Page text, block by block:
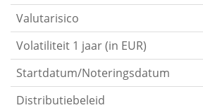
Valutarisico
Volatiliteit 1 jaar (in EUR)
Startdatum/Noteringsdatum
Distributiebeleid